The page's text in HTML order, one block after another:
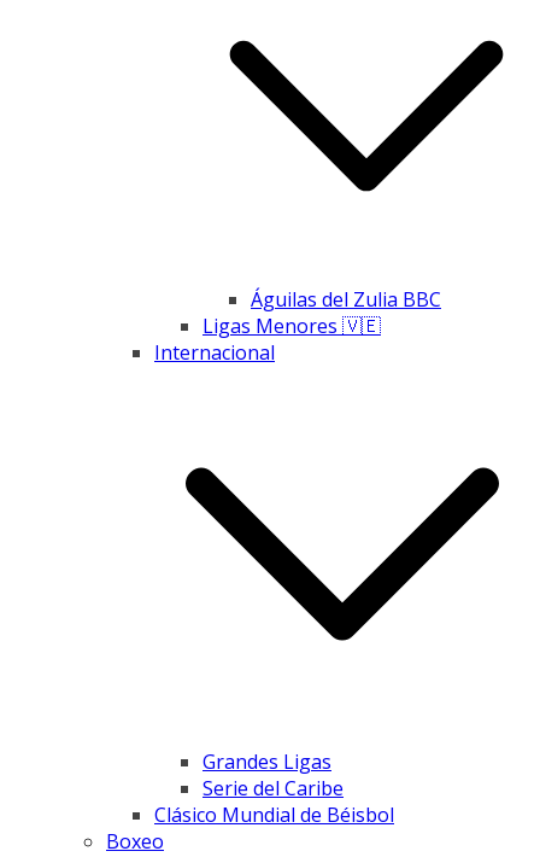
Águilas del Zulia BBC
Ligas Menores 🇻🇪
Internacional
Grandes Ligas
Serie del Caribe
Clásico Mundial de Béisbol
Boxeo